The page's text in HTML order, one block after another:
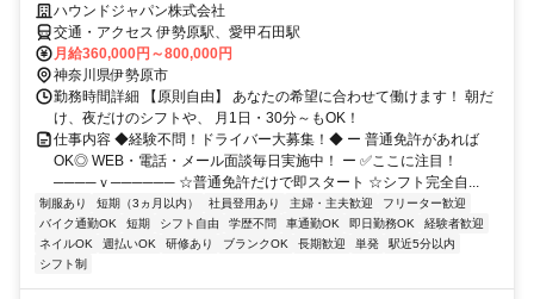
ハウンドジャパン株式会社
交通・アクセス 伊勢原駅、愛甲石田駅
月給360,000円～800,000円
神奈川県伊勢原市
勤務時間詳細 【原則自由】 あなたの希望に合わせて働けます！ 朝だ
け、夜だけのシフトや、 月1日・30分～もOK！
仕事内容 ◆経験不問！ドライバー大募集！◆ ー 普通免許があれば
OK◎ WEB・電話・メール面談毎日実施中！ ー ✅ここに注目！
────ｖ────── ☆普通免許だけで即スタート ☆シフト完全自...
制服あり 短期（3ヵ月以内） 社員登用あり 主婦・主夫歓迎
フリーター歓迎
バイク通勤OK
短期 シフト自由 学歴不問 車通勤OK 即日勤務OK
経験者歓迎
ネイルOK
週払いOK 研修あり ブランクOK 長期歓迎 単発
駅近5分以内
シフト制